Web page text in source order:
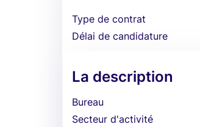
Type de contrat
Délai de candidature
La description
Bureau
Secteur d'activité